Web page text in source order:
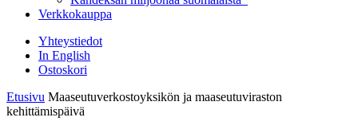
Verkkokauppa
Yhteystiedot
In English
Ostoskori
Etusivu Maaseutuverkostoyksikön ja maaseutuviraston
kehittämispäivä